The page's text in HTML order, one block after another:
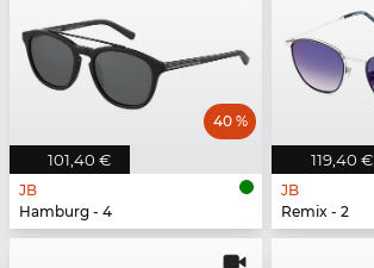
101,40 €
40 %
JB
Hamburg - 4
119,40 €
JB
Remix - 2